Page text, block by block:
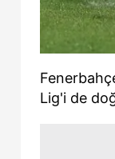
6698
Lig'i de